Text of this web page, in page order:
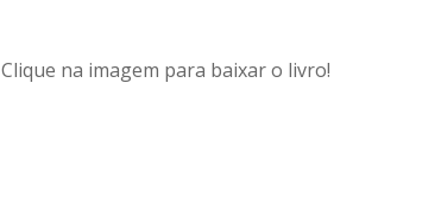
Clique na imagem para baixar o livro!